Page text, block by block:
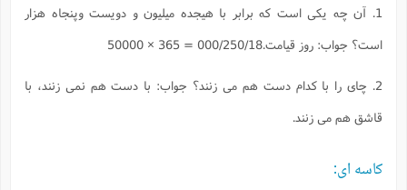
1. آن چه يكى است كه برابر با هيجده ميليون و دويست وپنجاه هزار
است؟ جواب: روز قيامت.000/250/18 = 365 × 50000
2. چاى را با كدام دست هم مى زنند؟ جواب: با دست هم نمى زنند، با
قاشق هم مى زنند.
كاسه اى: